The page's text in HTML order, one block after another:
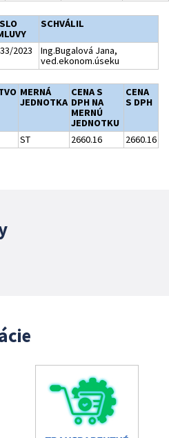
SCHVÁLIL
2023
Ing.Bugalová Jana,
ved.ekonom.úseku
MERNÁ
JEDNOTKA
CENA S
DPH NA
MERNÚ
JEDNOTKU
CENA
S DPH
ST 2660.16 2660.16